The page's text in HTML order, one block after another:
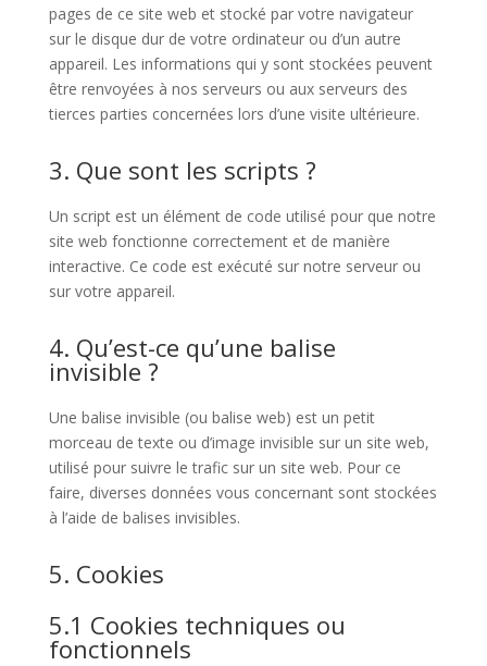
pages de ce site web et stocké par votre navigateur
sur le disque dur de votre ordinateur ou d’un autre
appareil. Les informations qui y sont stockées peuvent
être renvoyées à nos serveurs ou aux serveurs des
tierces parties concernées lors d’une visite ultérieure.
3. Que sont les scripts ?
Un script est un élément de code utilisé pour que notre
site web fonctionne correctement et de manière
interactive. Ce code est exécuté sur notre serveur ou
sur votre appareil.
4. Qu’est-ce qu’une balise
invisible ?
Une balise invisible (ou balise web) est un petit
morceau de texte ou d’image invisible sur un site web,
utilisé pour suivre le trafic sur un site web. Pour ce
faire, diverses données vous concernant sont stockées
à l’aide de balises invisibles.
5. Cookies
5.1 Cookies techniques ou
fonctionnels